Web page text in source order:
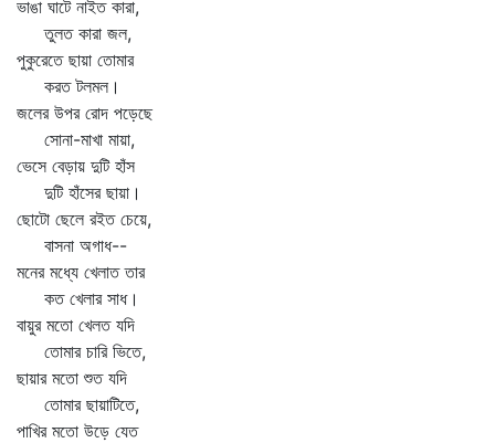
ভাঙা ঘাটে নাইত কারা,
তুলত কারা জল,
পুকুরেতে ছায়া তোমার
করত টলমল।
জলের উপর রোদ পড়েছে
সোনা-মাখা মায়া,
ভেসে বেড়ায় দুটি হাঁস
দুটি হাঁসের ছায়া।
ছোটো ছেলে রইত চেয়ে,
বাসনা অগাধ--
মনের মধ্যে খেলাত তার
কত খেলার সাধ।
বায়ুর মতো খেলত যদি
তোমার চারি ভিতে,
ছায়ার মতো শুত যদি
তোমার ছায়াটিতে,
পাখির মতো উড়ে যেত